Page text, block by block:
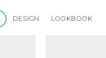
DESIGN LOOKBOOK